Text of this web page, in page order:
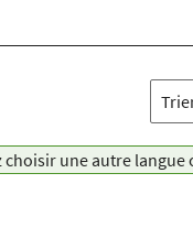
une autre